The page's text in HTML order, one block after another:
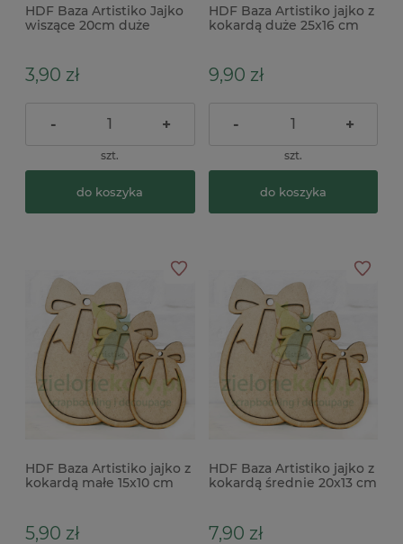
HDF Baza Artistiko Jajko
wiszące 20cm duże
3,90 zł
- +
szt.
do koszyka
HDF Baza Artistiko jajko z
kokardą duże 25x16 cm
9,90 zł
- +
szt.
do koszyka
HDF Baza Artistiko jajko z
kokardą małe 15x10 cm
5,90 zł
HDF Baza Artistiko jajko z
kokardą średnie 20x13 cm
7,90 zł